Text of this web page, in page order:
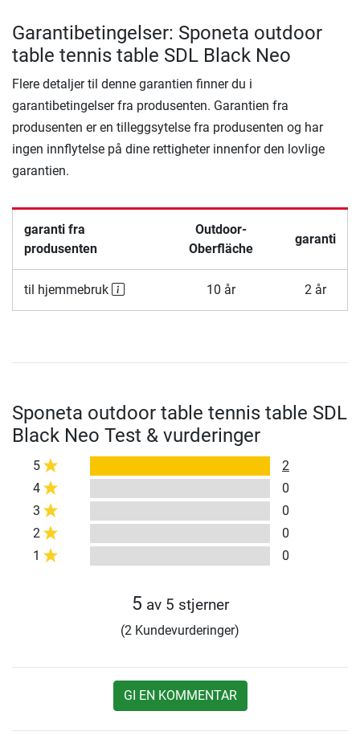
Garantibetingelser: Sponeta outdoor
table tennis table SDL Black Neo
Flere detaljer til denne garantien finner du i
garantibetingelser fra produsenten. Garantien fra
produsenten er en tilleggsytelse fra produsenten og har
ingen innflytelse på dine rettigheter innenfor den lovlige
garantien.
garanti fra
produsenten
Outdoor-
Oberfläche
garanti
til hjemmebruk 10 år 2 år
Sponeta outdoor table tennis table SDL
Black Neo Test & vurderinger
5
2
4
0
3
0
2
0
1
0
5 av 5 stjerner
(2 Kundevurderinger)
GI EN KOMMENTAR